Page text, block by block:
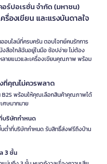
อร์ปอเรชั่น จำกัด (มหาชน)
รื่องเขียน และแรงบันดาลใจ
อนไลน์ที่ครบครัน ตอบโจทย์คนรักการ
สือใกล้ฉันอยู่ในมือ ช้อปง่าย ไม่ต้อง
ลายแนวและเครื่องเขียนคุณภาพ พร้อม
ที่คุณไม่ควรพลาด
B2S พร้อมให้คุณเลือกสินค้าคุณภาพได้
ศษมากมาย
บริษัทกำหนด
ต่ำที่บริษัทกำหนด รับสิทธิ์ส่งฟรีถึงบ้าน
3 ชั้น